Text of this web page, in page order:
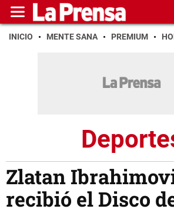
INICIO MENTE SANA PREMIUM
Zlatan
recibió el Disco